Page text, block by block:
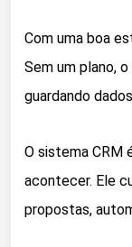
Com uma boa
Sem um plano,
guardando
O sistema CRM
acontecer. Ele
propostas,